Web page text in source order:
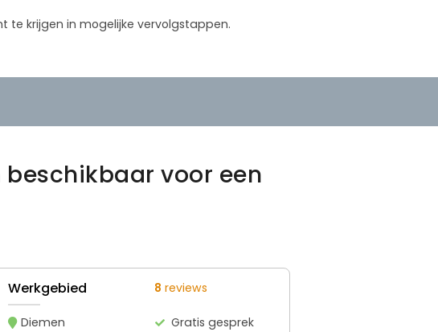
te krijgen in mogelijke vervolgstappen.
voor een
Werkgebied
Diemen
8 reviews
Gratis gesprek